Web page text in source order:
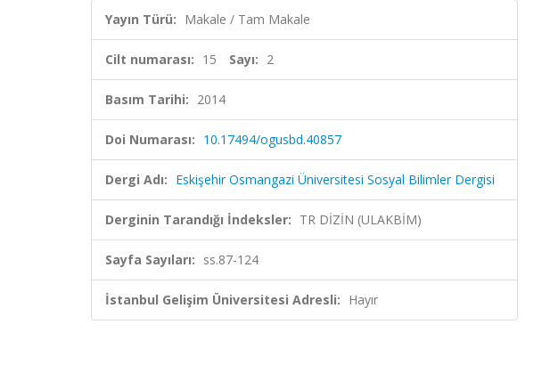
Yayın Türü: Makale / Tam Makale
Cilt numarası: 15 Sayı: 2
Basım Tarihi: 2014
Doi Numarası: 10.17494/ogusbd.40857
Dergi Adı: Eskişehir Osmangazi Üniversitesi Sosyal Bilimler Dergisi
Derginin Tarandığı İndeksler: TR DİZİN (ULAKBİM)
Sayfa Sayıları: ss.87-124
İstanbul Gelişim Üniversitesi Adresli: Hayır